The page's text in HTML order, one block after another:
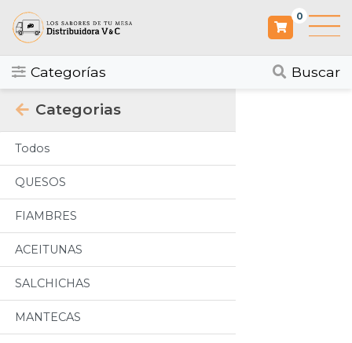
0
Categorías Buscar
Categorias
Todos
QUESOS
FIAMBRES
ACEITUNAS
SALCHICHAS
MANTECAS